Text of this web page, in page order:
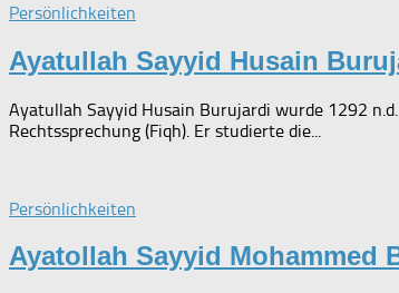
Persönlichkeiten
Ayatullah Sayyid Husain
Ayatullah Sayyid Husain Burujardi wurde 1292
Rechtssprechung (Fiqh). Er studierte die...
Persönlichkeiten
Ayatollah Sayyid Mohammed